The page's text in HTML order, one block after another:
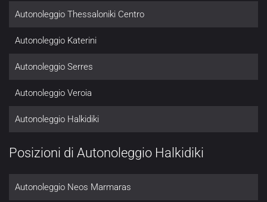
Autonoleggio Thessaloniki Centro
Autonoleggio Katerini
Autonoleggio Serres
Autonoleggio Veroia
Autonoleggio Halkidiki
Posizioni di Autonoleggio Halkidiki
Autonoleggio Neos Marmaras